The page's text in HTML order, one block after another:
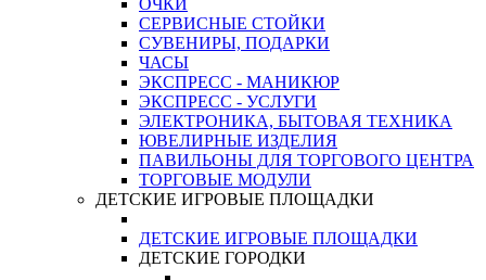
ОЧКИ
СЕРВИСНЫЕ СТОЙКИ
СУВЕНИРЫ, ПОДАРКИ
ЧАСЫ
ЭКСПРЕСС - МАНИКЮР
ЭКСПРЕСС - УСЛУГИ
ЭЛЕКТРОНИКА, БЫТОВАЯ ТЕХНИКА
ЮВЕЛИРНЫЕ ИЗДЕЛИЯ
ПАВИЛЬОНЫ ДЛЯ ТОРГОВОГО ЦЕНТРА
ТОРГОВЫЕ МОДУЛИ
ДЕТСКИЕ ИГРОВЫЕ ПЛОЩАДКИ
ДЕТСКИЕ ИГРОВЫЕ ПЛОЩАДКИ
ДЕТСКИЕ ГОРОДКИ